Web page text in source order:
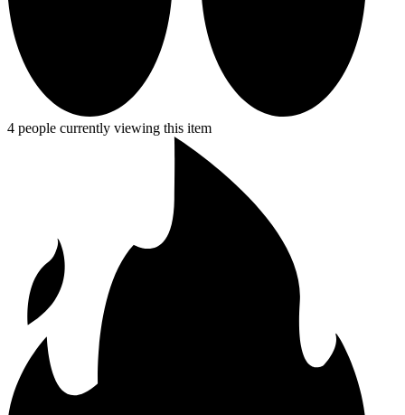
4 people currently viewing this item